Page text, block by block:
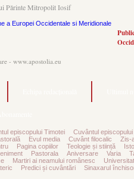
Părinte Mitropolit Iosif
- www.apostolia.eu
episcopului Timotei
Cuvântul episcopului
Evul media Cuvânt filocalic
Zis-
Pagina copiilor Teologie și stiință
Pastorala Aniversare Varia
Martiri ai neamului românesc
Predici și cuvântări
Sinaxarul